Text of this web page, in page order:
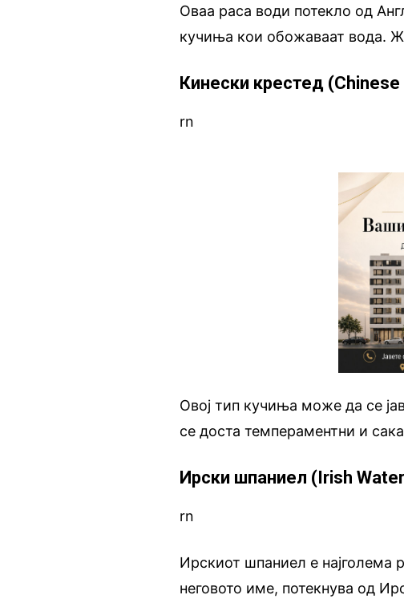
Оваа раса води потекло од
кучиња кои обожаваат вода.
Кинески крестед
rn
Овој тип кучиња може да се
се доста темпераментни и
Ирски шпаниел (Irish
rn
Ирскиот шпаниел е најголема
неговото име, потекнува од